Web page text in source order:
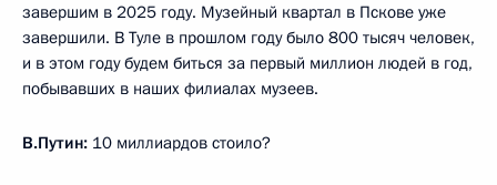
завершим в 2025 году. Музейный квартал в Пскове уже
завершили. В Туле в прошлом году было 800 тысяч человек,
и в этом году будем биться за первый миллион людей в год,
побывавших в наших филиалах музеев.
В.Путин: 10 миллиардов стоило?